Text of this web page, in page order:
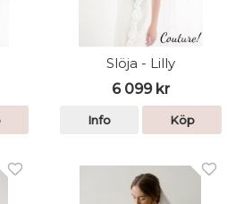
Slöja - Lilly
6 099 kr
Info Köp